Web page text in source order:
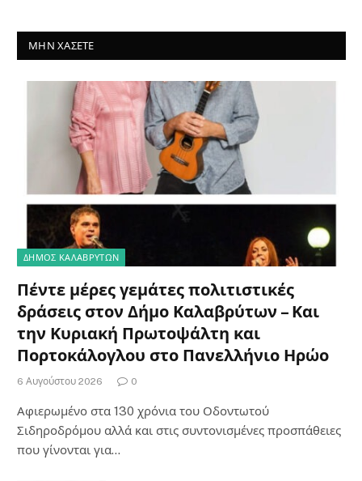
ΜΗΝ ΧΆΣΕΤΕ
ΔΗΜΟΣ ΚΑΛΑΒΡΥΤΩΝ
Πέντε μέρες γεμάτες πολιτιστικές
δράσεις στον Δήμο Καλαβρύτων – Και
την Κυριακή Πρωτοψάλτη και
Πορτοκάλογλου στο Πανελλήνιο Ηρώο
6 Αυγούστου 2026 0
Αφιερωμένο στα 130 χρόνια του Οδοντωτού
Σιδηροδρόμου αλλά και στις συντονισμένες προσπάθειες
που γίνονται για…